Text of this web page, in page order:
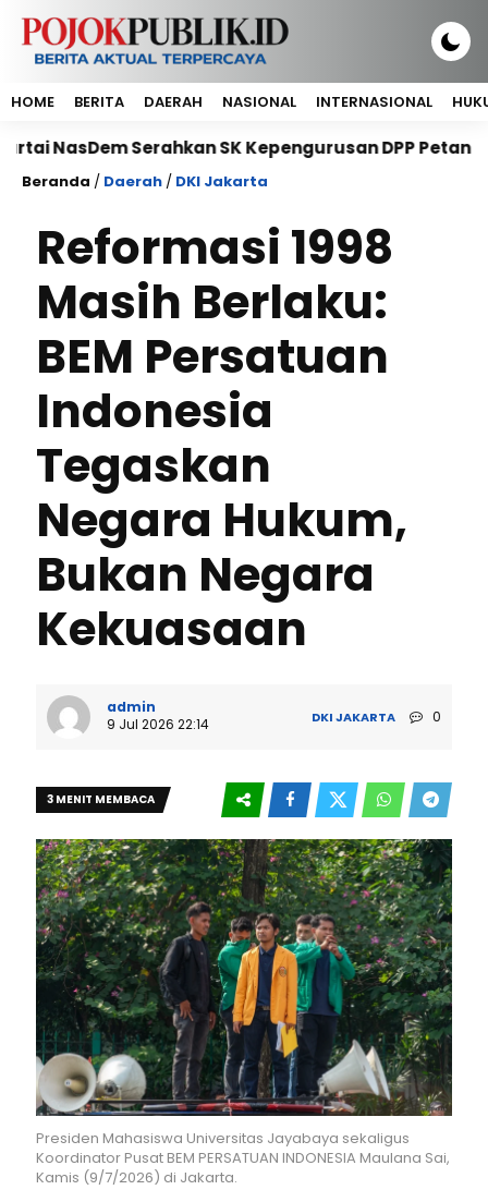
HOME BERITA DAERAH NASIONAL INTERNASIONAL
Serahkan SK Kepengurusan DPP Petani
Beranda / Daerah / DKI Jakarta
Reformasi 1998
Masih Berlaku:
BEM Persatuan
Indonesia
Tegaskan
Negara Hukum,
Bukan Negara
Kekuasaan
admin
9 Jul 2026 22:14
DKI JAKARTA 0
3 MENIT MEMBACA
Presiden Mahasiswa Universitas Jayabaya sekaligus
Koordinator Pusat BEM PERSATUAN INDONESIA Maulana Sai,
Kamis (9/7/2026) di Jakarta.